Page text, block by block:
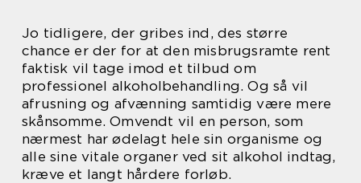
Jo tidligere, der gribes ind, des større
chance er der for at den misbrugsramte rent
faktisk vil tage imod et tilbud om
professionel alkoholbehandling. Og så vil
afrusning og afvænning samtidig være mere
skånsomme. Omvendt vil en person, som
nærmest har ødelagt hele sin organisme og
alle sine vitale organer ved sit alkohol indtag,
kræve et langt hårdere forløb.